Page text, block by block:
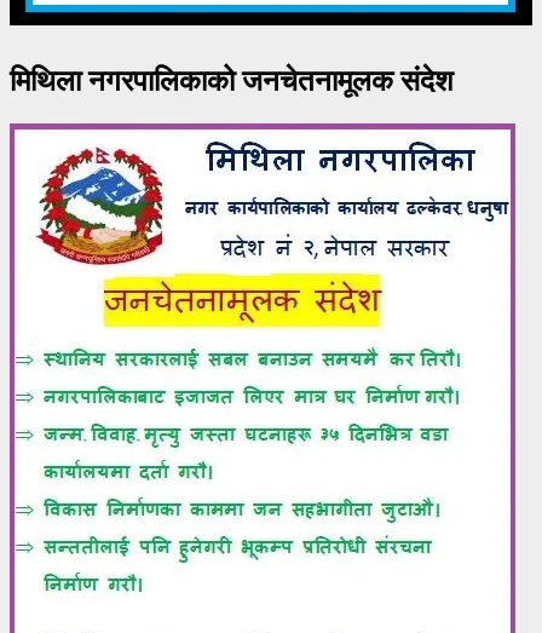
मिथिला नगरपालिकाको जनचेतनामूलक संदेश